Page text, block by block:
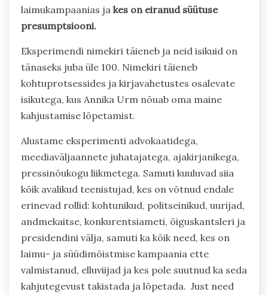
laimukampaanias ja kes on eiranud süütuse
presumptsiooni.
Eksperimendi nimekiri täieneb ja neid isikuid on
tänaseks juba üle 100. Nimekiri täieneb
kohtuprotsessides ja kirjavahetustes osalevate
isikutega, kus Annika Urm nõuab oma maine
kahjustamise lõpetamist.
Alustame eksperimenti advokaatidega,
meediaväljaannete juhatajatega, ajakirjanikega,
pressinõukogu liikmetega. Samuti kuuluvad siia
kõik avalikud teenistujad, kes on võtnud endale
erinevad rollid: kohtunikud, politseinikud, uurijad,
andmekaitse, konkurentsiameti, õiguskantsleri ja
presidendini välja, samuti ka kõik need, kes on
laimu- ja süüdimõistmise kampaania ette
valmistanud, elluviijad ja kes pole suutnud ka seda
kahjutegevust takistada ja lõpetada. Just need